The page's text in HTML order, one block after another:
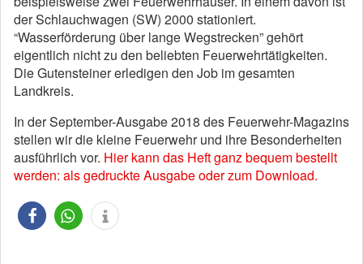
der Schlauchwagen (SW) 2000 stationiert.
“Wasserförderung über lange Wegstrecken” gehört
eigentlich nicht zu den beliebten Feuerwehrtätigkeiten.
Die Gutensteiner erledigen den Job im gesamten
Landkreis.
In der September-Ausgabe 2018 des Feuerwehr-Magazins
stellen wir die kleine Feuerwehr und ihre Besonderheiten
ausführlich vor. Hier kann das Heft ganz bequem bestellt
werden: als gedruckte Ausgabe oder zum Download.